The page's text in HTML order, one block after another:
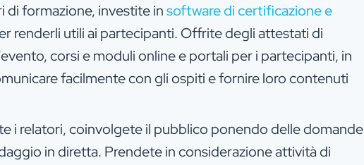
di formazione, investite insoftware di certificazione e
renderli utili ai partecipanti. Offrite degli attestati di
corsi e moduli online e portali per i partecipanti, in
facilmente con gli ospiti e fornire loro contenuti
i relatori, coinvolgete il pubblico ponendo delle domande
in diretta. Prendete in considerazione attività di